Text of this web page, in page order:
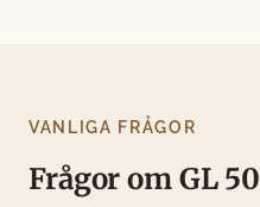
VANLIGA FRÅGOR
Frågor om GL 50